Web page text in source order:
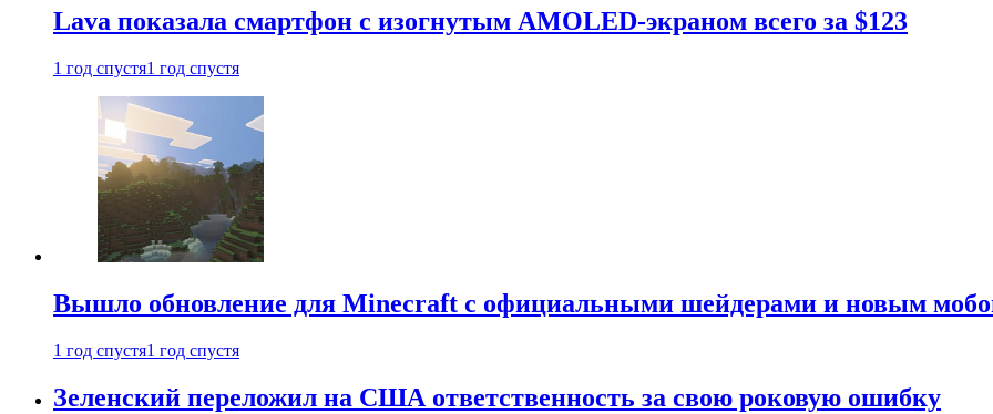
Lava показала смартфон с изогнутым AMOLED-экраном всего за $123
1 год спустя1 год спустя
Вышло обновление для Minecraft с официальными шейдерами и новым
1 год спустя1 год спустя
Зеленский переложил на США ответственность за свою роковую ошибку